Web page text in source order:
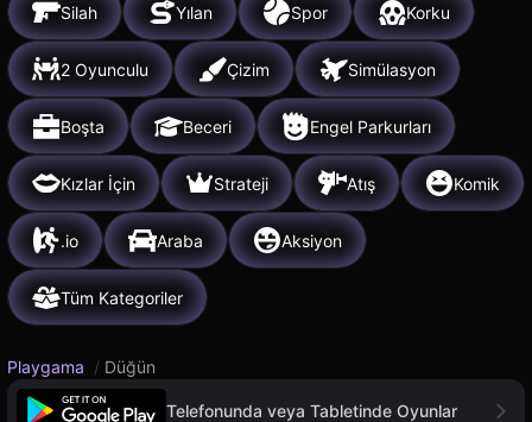
Silah Yılan Spor Korku
2 Oyunculu Çizim Simülasyon
Boşta Beceri Engel Parkurları
Kızlar İçin Strateji Atış Komik
.io Araba Aksiyon
Tüm Kategoriler
Playgama / Düğün
Telefonunda veya Tabletinde Oyunlar